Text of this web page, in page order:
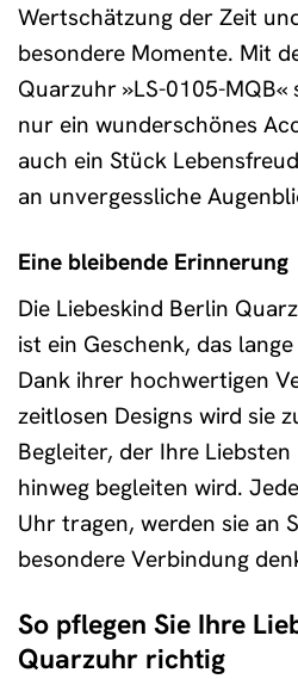
Wertschätzung der Zeit
besondere Momente. Mit
Quarzuhr »LS-0105-MQB«
nur ein wunderschönes
auch ein Stück
an unvergessliche
Eine bleibende Erinnerung
Die Liebeskind Berlin
ist ein Geschenk, das
Dank ihrer hochwertigen
zeitlosen Designs wird sie
Begleiter, der Ihre
hinweg begleiten wird.
Uhr tragen, werden sie an
besondere Verbindung
So pflegen Sie Ihre
Quarzuhr richtig